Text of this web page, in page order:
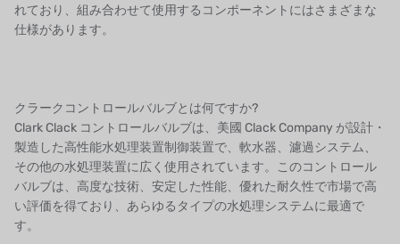
れており、組み合わせて使用するコンポーネントにはさまざまな
仕様があります。
クラークコントロールバルブとは何ですか?
Clark Clack コントロールバルブは、美國 Clack Company が設計・
製造した高性能水処理装置制御装置で、軟水器、濾過システム、
その他の水処理装置に広く使用されています。このコントロール
バルブは、高度な技術、安定した性能、優れた耐久性で市場で高
い評価を得ており、あらゆるタイプの水処理システムに最適で
す。